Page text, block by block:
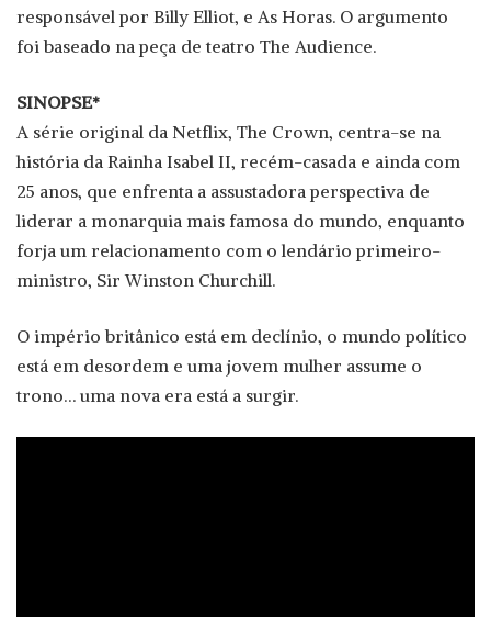
responsável por Billy Elliot, e As Horas. O argumento
foi baseado na peça de teatro The Audience.
SINOPSE*
A série original da Netflix, The Crown, centra-se na
história da Rainha Isabel II, recém-casada e ainda com
25 anos, que enfrenta a assustadora perspectiva de
liderar a monarquia mais famosa do mundo, enquanto
forja um relacionamento com o lendário primeiro-
ministro, Sir Winston Churchill.
O império britânico está em declínio, o mundo político
está em desordem e uma jovem mulher assume o
trono… uma nova era está a surgir.